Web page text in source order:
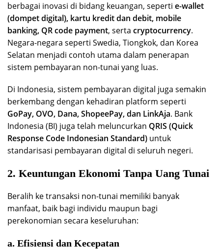
berbagai inovasi di bidang keuangan, seperti e-wallet
(dompet digital), kartu kredit dan debit, mobile
banking, QR code payment, serta cryptocurrency.
Negara-negara seperti Swedia, Tiongkok, dan Korea
Selatan menjadi contoh utama dalam penerapan
sistem pembayaran non-tunai yang luas.
Di Indonesia, sistem pembayaran digital juga semakin
berkembang dengan kehadiran platform seperti
GoPay, OVO, Dana, ShopeePay, dan LinkAja. Bank
Indonesia (BI) juga telah meluncurkan QRIS (Quick
Response Code Indonesian Standard) untuk
standarisasi pembayaran digital di seluruh negeri.
2. Keuntungan Ekonomi Tanpa Uang Tunai
Beralih ke transaksi non-tunai memiliki banyak
manfaat, baik bagi individu maupun bagi
perekonomian secara keseluruhan:
a. Efisiensi dan Kecepatan